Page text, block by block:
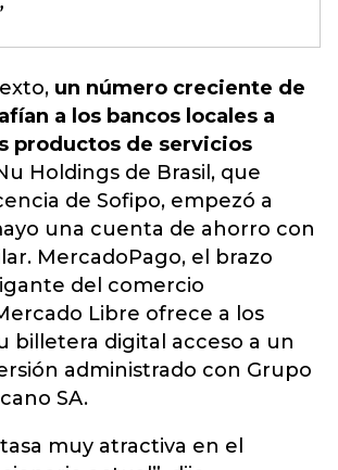
un número creciente de
a los bancos locales a
productos de servicios
Holdings de Brasil, que
de Sofipo, empezó a
una cuenta de ahorro con
. MercadoPago, el brazo
del comercio
Libre ofrece a los
billetera digital acceso a un
administrado con Grupo
SA.
muy atractiva en el